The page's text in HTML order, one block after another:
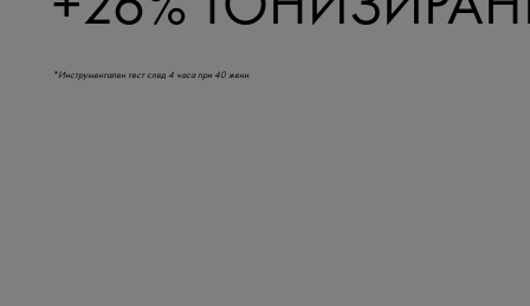
*Инструментален тест след 4 часа при 40 жени.